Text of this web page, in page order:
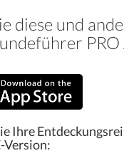
diese und
PRO
Ihre
Version: